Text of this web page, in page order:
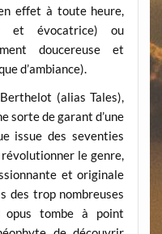
effet à toute heure,
et évocatrice) ou
doucereuse et
d’ambiance).
(alias Tales),
sorte de garant d’une
issue des seventies
le genre,
et originale
des trop nombreuses
opus tombe à point